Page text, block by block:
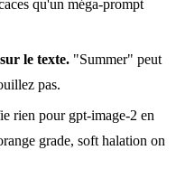
qu'un méga-prompt
le texte. "Summer" peut
pas.
rien pour gpt-image-2 en
grade, soft halation on